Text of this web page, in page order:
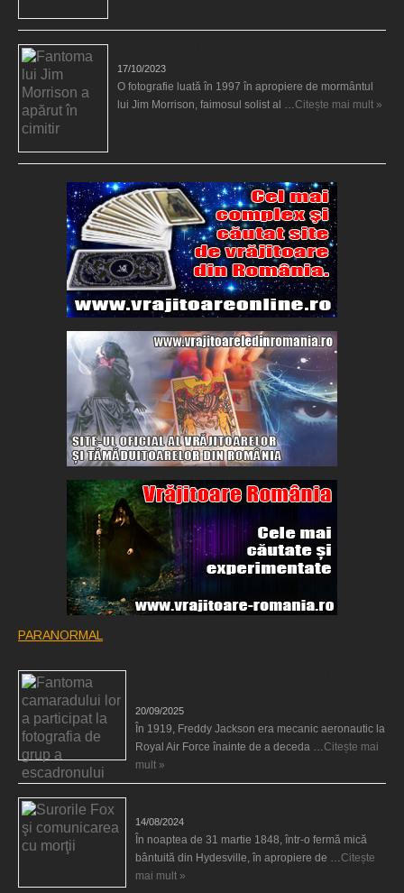
17/10/2023
O fotografie luată în 1997 în apropiere de mormântul
lui Jim Morrison, faimosul solist al … Citește mai mult »
PARANORMAL
20/09/2025
În 1919, Freddy Jackson era mecanic aeronautic la
Royal Air Force înainte de a deceda … Citește mai
mult »
14/08/2024
În noaptea de 31 martie 1848, într-o fermă mică
bântuită din Hydesville, în apropiere de … Citește
mai mult »